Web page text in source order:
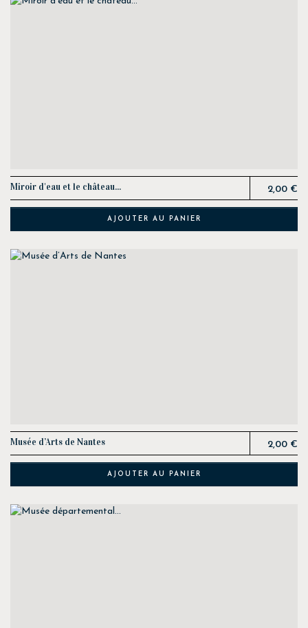
AJOUTER AU PANIER
Miroir d'eau et le château... Prix
2,00 €
AJOUTER AU PANIER
Musée d’Arts de Nantes Prix
2,00 €